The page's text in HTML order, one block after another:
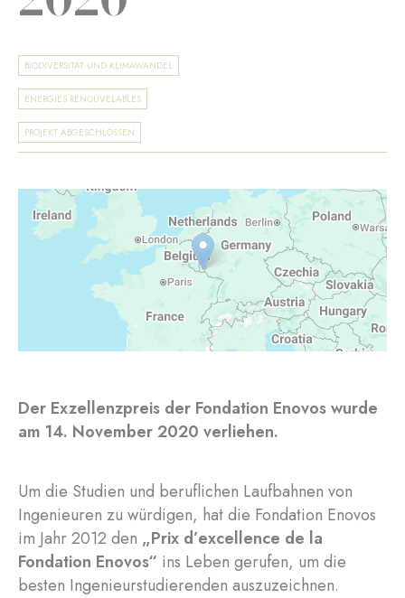
BIODIVERSITÄT UND KLIMAWANDEL
ÉNERGIES RENOUVELABLES
PROJEKT ABGESCHLOSSEN
Der Exzellenzpreis der Fondation Enovos wurde
am 14. November 2020 verliehen.
Um die Studien und beruflichen Laufbahnen von
Ingenieuren zu würdigen, hat die Fondation Enovos
im Jahr 2012 den „Prix d’excellence de la
Fondation Enovos“ ins Leben gerufen, um die
besten Ingenieurstudierenden auszuzeichnen.